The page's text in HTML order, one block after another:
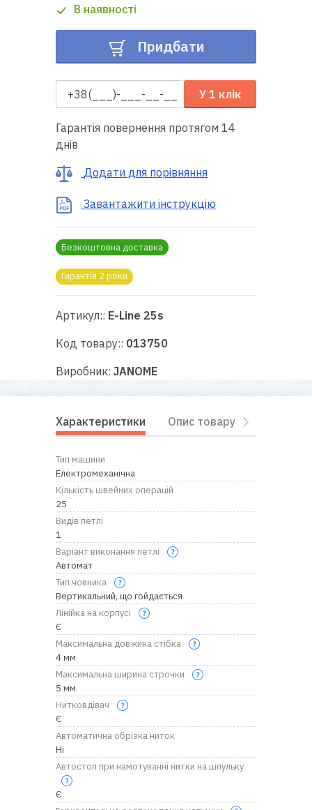
швейної
техніки
Корисні
поради
Про
нас
В наявності
Придбати
У 1 клік
Гарантія повернення протягом 14
днів
Додати для порівняння
Завантажити інструкцію
Безкоштовна доставка
Гарантія 2 роки
Артикул:: E-Line 25s
Код товару:: 013750
Виробник: JANOME
Характеристики Опис товару
Тип машини
Електромеханічна
Кількість швейних операцій
25
Видів петлі
1
Варіант виконання петлі
Автомат
Тип човника
Вертикальний, що гойдається
Лінійка на корпусі
Є
Максимальна довжина стібка
4 мм
Максимальна ширина строчки
5 мм
Нитковдівач
Є
Автоматична обрізка ниток
Ні
Автостоп при намотуванні нитки на шпульку
Є